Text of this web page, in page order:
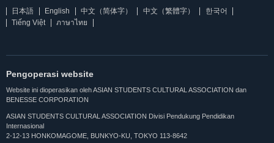
日本語 English 中文（简体字） 中文（繁體字）
한국어
Tiếng Việt
ภาษาไทย
Pengoperasi website
Website ini dioperasikan oleh ASIAN STUDENTS CULTURAL ASSOCIATION dan
BENESSE CORPORATION
ASIAN STUDENTS CULTURAL ASSOCIATION Divisi Pendukung Pendidikan
Internasional
2-12-13 HONKOMAGOME, BUNKYO-KU, TOKYO 113-8642